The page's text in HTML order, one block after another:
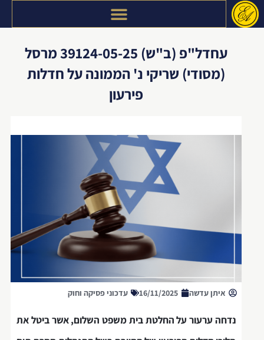
דילוג
עחדל"פ (ב"ש) 39124-05-25 מרסל
(מסודי) שריקי נ' הממונה על חדלות
פירעון
איתן עדשה 16/11/2025 עדכוני פסיקה וחוק
נדחה ערעור על החלטת בית משפט השלום, אשר ביטל את